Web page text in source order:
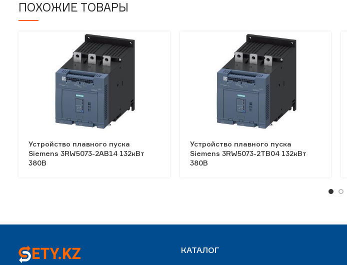
ПОХОЖИЕ ТОВАРЫ
Устройство плавного пуска
Siemens 3RW5073-2AB14 132кВт
380В
Устройство плавного пуска
Siemens 3RW5073-2TB04 132кВт
380В
КАТАЛОГ